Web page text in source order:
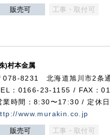
販売可 工事・取付可
)村本金属
078-8231 北海道旭川市2条
：0166-23-1155 / FAX：
業時間：8:30〜17:30 / 定休
www.murakin.co.jp
販売可 工事・取付可